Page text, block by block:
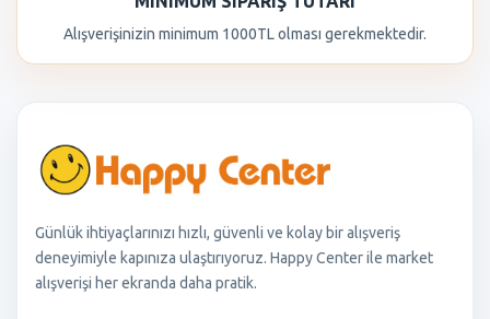
Alışverişinizin minimum 1000TL olması gerekmektedir.
Günlük ihtiyaçlarınızı hızlı, güvenli ve kolay bir alışveriş
deneyimiyle kapınıza ulaştırıyoruz. Happy Center ile market
alışverişi her ekranda daha pratik.